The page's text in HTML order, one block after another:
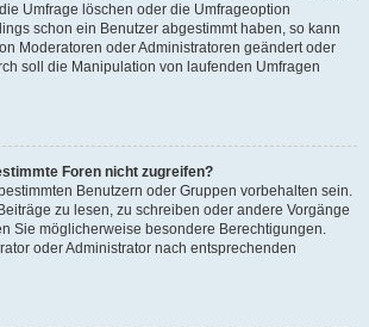
Umfrage löschen oder die Umfrageoption
schon ein Benutzer abgestimmt haben, so kann
Moderatoren oder Administratoren geändert oder
soll die Manipulation von laufenden Umfragen
Foren nicht zugreifen?
Benutzern oder Gruppen vorbehalten sein.
zu lesen, zu schreiben oder andere Vorgänge
Sie möglicherweise besondere Berechtigungen.
oder Administrator nach entsprechenden